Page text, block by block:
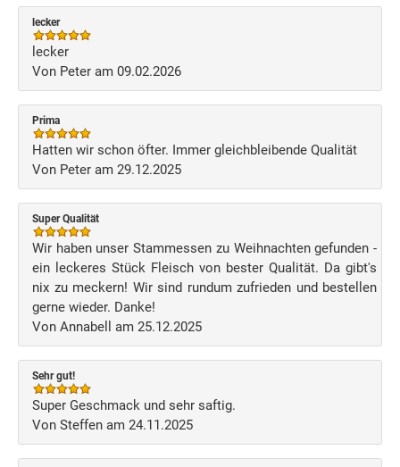
lecker
lecker
Von Peter am 09.02.2026
Prima
Hatten wir schon öfter. Immer gleichbleibende Qualität
Von Peter am 29.12.2025
Super Qualität
Wir haben unser Stammessen zu Weihnachten gefunden -
ein leckeres Stück Fleisch von bester Qualität. Da gibt's
nix zu meckern! Wir sind rundum zufrieden und bestellen
gerne wieder. Danke!
Von Annabell am 25.12.2025
Sehr gut!
Super Geschmack und sehr saftig.
Von Steffen am 24.11.2025